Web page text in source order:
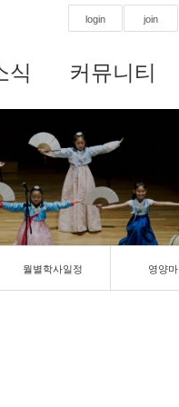
login join
식 커뮤니티
월별학사일정 영양